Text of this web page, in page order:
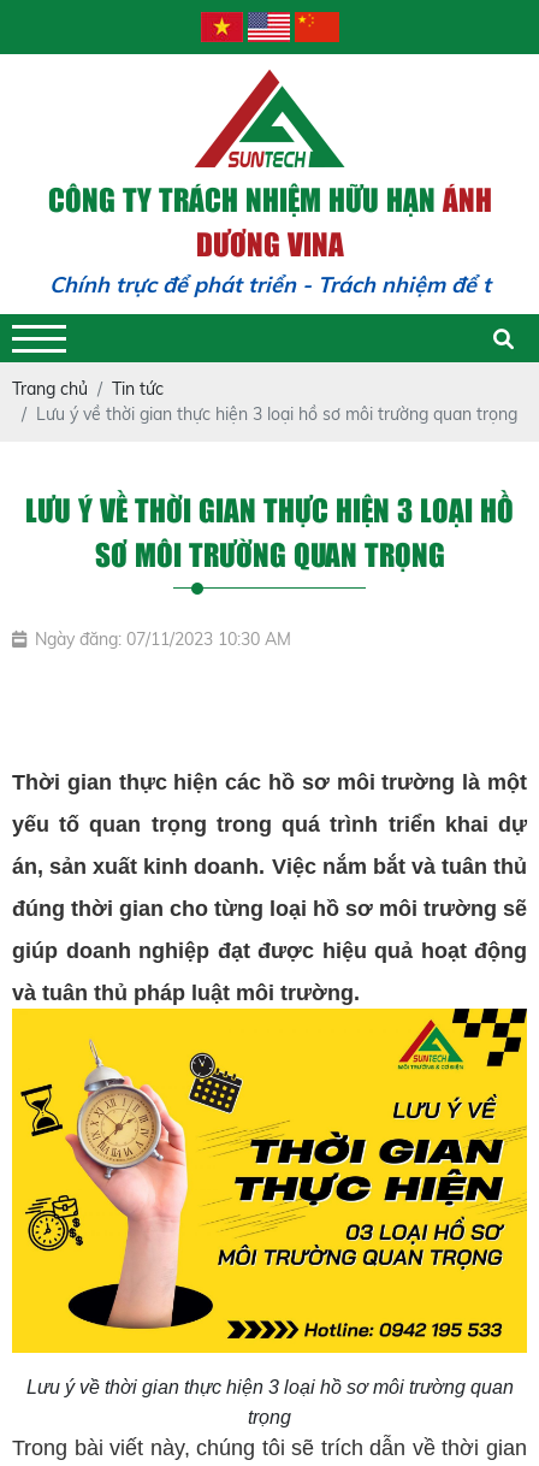
CÔNG TY TRÁCH NHIỆM HỮU HẠNÁNH
DƯƠNG VINA
Chính trực để phát triển - Trách nhiệm để trường
tồn
Trang chủ
Tin tức
Lưu ý về thời gian thực hiện 3 loại hồ sơ môi trường quan trọng
LƯU Ý VỀ THỜI GIAN THỰC HIỆN 3 LOẠI HỒ
SƠ MÔI TRƯỜNG QUAN TRỌNG
Ngày đăng: 07/11/2023 10:30 AM
Thời gian thực hiện các hồ sơ môi trường là một
yếu tố quan trọng trong quá trình triển khai dự
án, sản xuất kinh doanh. Việc nắm bắt và tuân thủ
đúng thời gian cho từng loại hồ sơ môi trường sẽ
giúp doanh nghiệp đạt được hiệu quả hoạt động
và tuân thủ pháp luật môi trường.
Lưu ý về thời gian thực hiện 3 loại hồ sơ môi trường quan
trọng
Trong bài viết này, chúng tôi sẽ trích dẫn về thời gian